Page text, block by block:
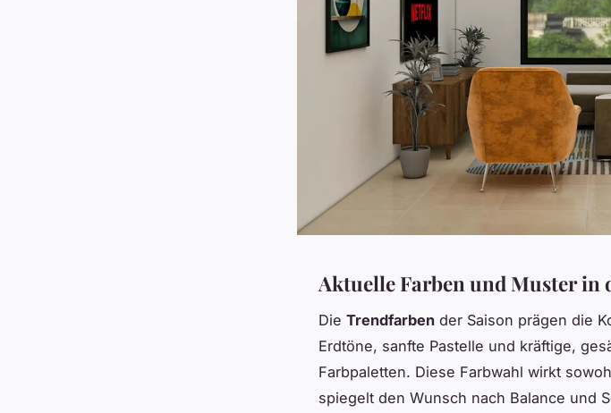
Aktuelle Farben und Muster in
Die Trendfarben der Saison prägen die
Erdtöne, sanfte Pastelle und kräftige,
Farbpaletten. Diese Farbwahl wirkt
spiegelt den Wunsch nach Balance und